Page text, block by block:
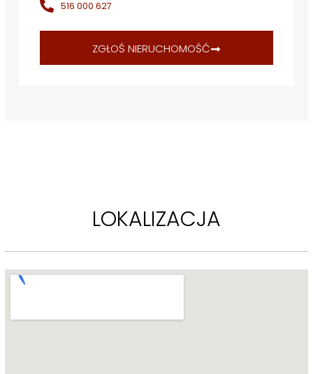
odpowiedzialności za ich szczegółowość i dokładność.
516 000 627
ZGŁOŚ NIERUCHOMOŚĆ
LOKALIZACJA